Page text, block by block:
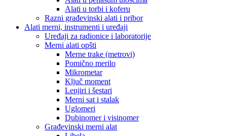
Alati u torbi i koferu
Razni građevinski alati i pribor
Alati merni, instrumenti i uređaji
Uređaji za radionice i laboratorije
Merni alati opšti
Merne trake (metrovi)
Pomično merilo
Mikrometar
Ključ moment
Lenjiri i šestari
Merni sat i stalak
Uglomeri
Dubinomer i visinomer
Građevinski merni alat